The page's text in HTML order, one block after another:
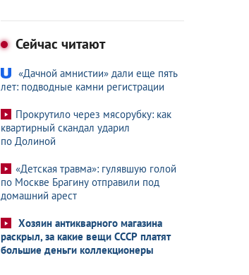
Сейчас читают
«Дачной амнистии» дали еще пять
лет: подводные камни регистрации
Прокрутило через мясорубку: как
квартирный скандал ударил
по Долиной
«Детская травма»: гулявшую голой
по Москве Брагину отправили под
домашний арест
Хозяин антикварного магазина
раскрыл, за какие вещи СССР платят
большие деньги коллекционеры